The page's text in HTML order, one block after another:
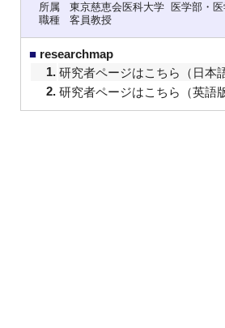
所属
東京慈恵会医科大学 医学部・
職種
客員教授
■ researchmap
1. 研究者ページはこちら（日本
2. 研究者ページはこちら（英語